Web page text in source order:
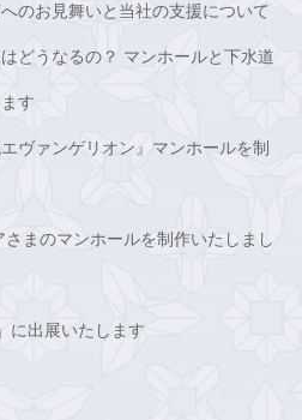
のお見舞いと当社の支援について
どうなるの？ マンホールと下水道
す
ヴァンゲリオン』マンホールを制
まのマンホールを制作いたしまし
に出展いたします